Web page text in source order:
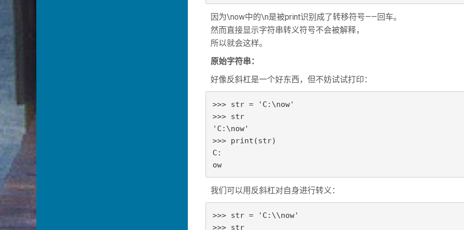
因为\now中的\n是被print识别成了转移符号——回车。
然而直接显示字符串转义符号不会被解释，
所以就会这样。
原始字符串：
好像反斜杠是一个好东西，但不妨试试打印：
>>> str = 'C:\now'
>>> str
'C:\now'
>>> print(str)
C:
ow
我们可以用反斜杠对自身进行转义：
>>> str = 'C:\\now'
>>> str